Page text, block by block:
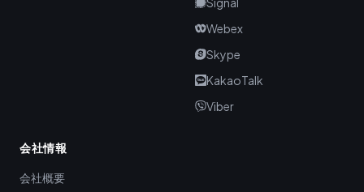
Webex
Skype
KakaoTalk
Viber
会社情報
会社概要